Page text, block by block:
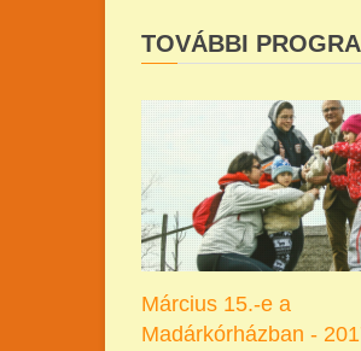
TOVÁBBI
Március 15.-e a
Madárkórházban -